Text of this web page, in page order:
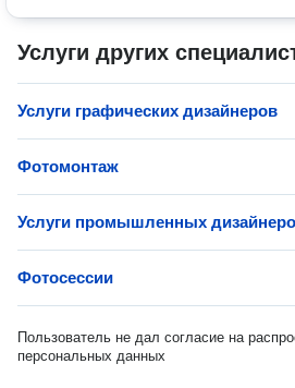
Услуги других
Услуги графических дизайнеров
Фотомонтаж
Услуги промышленных
Фотосессии
Пользователь не дал согласие на
персональных данных